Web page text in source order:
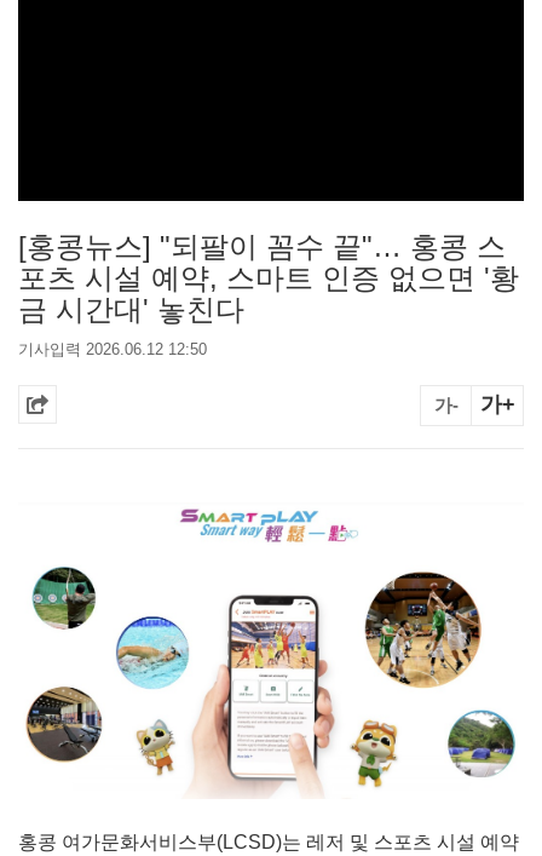
[홍콩뉴스] "되팔이 꼼수 끝"… 홍콩 스
포츠 시설 예약, 스마트 인증 없으면 '황
금 시간대' 놓친다
기사입력 2026.06.12 12:50
가- 가+
홍콩 여가문화서비스부(LCSD)는 레저 및 스포츠 시설 예약